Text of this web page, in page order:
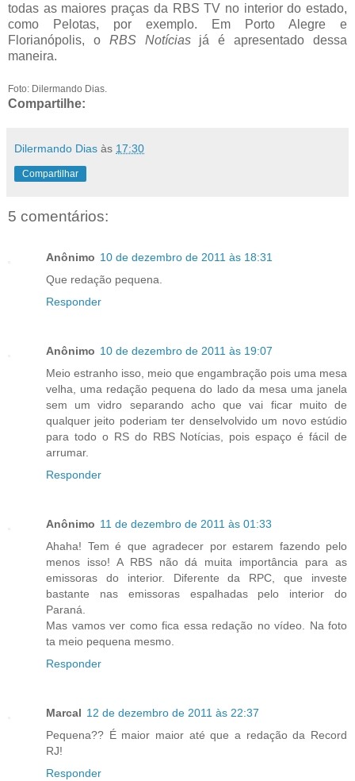
todas as maiores praças da RBS TV no interior do estado,
como Pelotas, por exemplo. Em Porto Alegre e
Florianópolis, o RBS Notícias já é apresentado dessa
maneira.
Foto: Dilermando Dias.
Compartilhe:
Dilermando Dias às 17:30
Compartilhar
5 comentários:
Anônimo 10 de dezembro de 2011 às 18:31
Que redação pequena.
Responder
Anônimo 10 de dezembro de 2011 às 19:07
Meio estranho isso, meio que engambração pois uma mesa
velha, uma redação pequena do lado da mesa uma janela
sem um vidro separando acho que vai ficar muito de
qualquer jeito poderiam ter denselvolvido um novo estúdio
para todo o RS do RBS Notícias, pois espaço é fácil de
arrumar.
Responder
Anônimo 11 de dezembro de 2011 às 01:33
Ahaha! Tem é que agradecer por estarem fazendo pelo
menos isso! A RBS não dá muita importância para as
emissoras do interior. Diferente da RPC, que investe
bastante nas emissoras espalhadas pelo interior do
Paraná.
Mas vamos ver como fica essa redação no vídeo. Na foto
ta meio pequena mesmo.
Responder
Marcal 12 de dezembro de 2011 às 22:37
Pequena?? É maior maior até que a redação da Record
RJ!
Responder